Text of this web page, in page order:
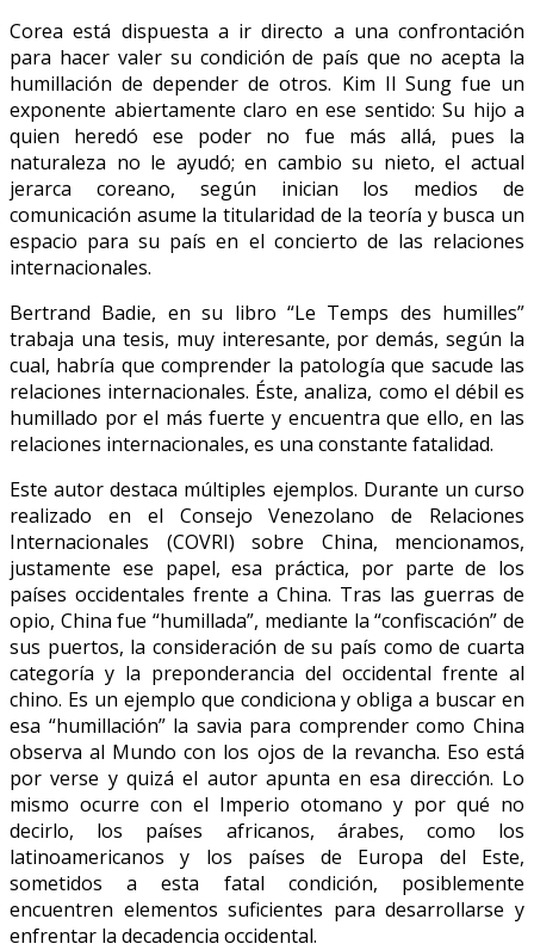
Corea está dispuesta a ir directo a una confrontación
para hacer valer su condición de país que no acepta la
humillación de depender de otros. Kim Il Sung fue un
exponente abiertamente claro en ese sentido: Su hijo a
quien heredó ese poder no fue más allá, pues la
naturaleza no le ayudó; en cambio su nieto, el actual
jerarca coreano, según inician los medios de
comunicación asume la titularidad de la teoría y busca un
espacio para su país en el concierto de las relaciones
internacionales.
Bertrand Badie, en su libro “Le Temps des humilles”
trabaja una tesis, muy interesante, por demás, según la
cual, habría que comprender la patología que sacude las
relaciones internacionales. Éste, analiza, como el débil es
humillado por el más fuerte y encuentra que ello, en las
relaciones internacionales, es una constante fatalidad.
Este autor destaca múltiples ejemplos. Durante un curso
realizado en el Consejo Venezolano de Relaciones
Internacionales (COVRI) sobre China, mencionamos,
justamente ese papel, esa práctica, por parte de los
países occidentales frente a China. Tras las guerras de
opio, China fue “humillada”, mediante la “confiscación” de
sus puertos, la consideración de su país como de cuarta
categoría y la preponderancia del occidental frente al
chino. Es un ejemplo que condiciona y obliga a buscar en
esa “humillación” la savia para comprender como China
observa al Mundo con los ojos de la revancha. Eso está
por verse y quizá el autor apunta en esa dirección. Lo
mismo ocurre con el Imperio otomano y por qué no
decirlo, los países africanos, árabes, como los
latinoamericanos y los países de Europa del Este,
sometidos a esta fatal condición, posiblemente
encuentren elementos suficientes para desarrollarse y
enfrentar la decadencia occidental.